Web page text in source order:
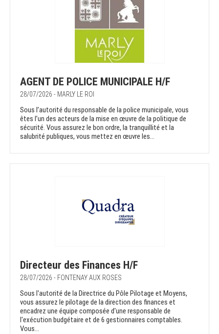
AGENT DE POLICE MUNICIPALE H/F
28/07/2026 - MARLY LE ROI
Sous l’autorité du responsable de la police municipale, vous
êtes l’un des acteurs de la mise en œuvre de la politique de
sécurité. Vous assurez le bon ordre, la tranquillité et la
salubrité publiques, vous mettez en œuvre les...
Directeur des Finances H/F
28/07/2026 - FONTENAY AUX ROSES
Sous l'autorité de la Directrice du Pôle Pilotage et Moyens,
vous assurez le pilotage de la direction des finances et
encadrez une équipe composée d'une responsable de
l'exécution budgétaire et de 6 gestionnaires comptables.
Vous...